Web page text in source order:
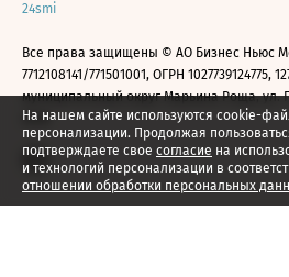
На нашем сайте используются cookie-
персонализации. Продолжая
подтверждаете свое согласие на
и технологий персонализации в
отношении обработки персональных
24smi
Все права защищены © АО Бизнес Ньюс
7712108141/771501001, ОГРН 1027739124775,
муниципальный округ Марьина Роща, ул.
2026